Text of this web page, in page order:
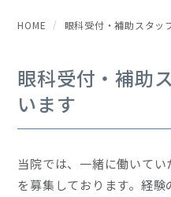
HOME 眼科受付・補助スタッ
眼科受付・補助
います
当院では、一緒に働いて
を募集しております。経